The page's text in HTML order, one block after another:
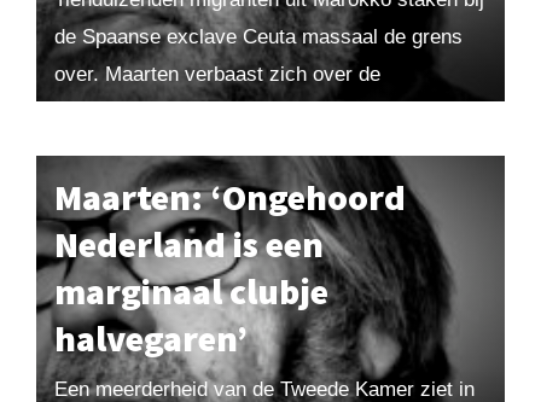
de Spaanse exclave Ceuta massaal de grens
over. Maarten verbaast zich over de
Maarten: ‘Ongehoord
Nederland is een
marginaal clubje
halvegaren’
Een meerderheid van de Tweede Kamer ziet in